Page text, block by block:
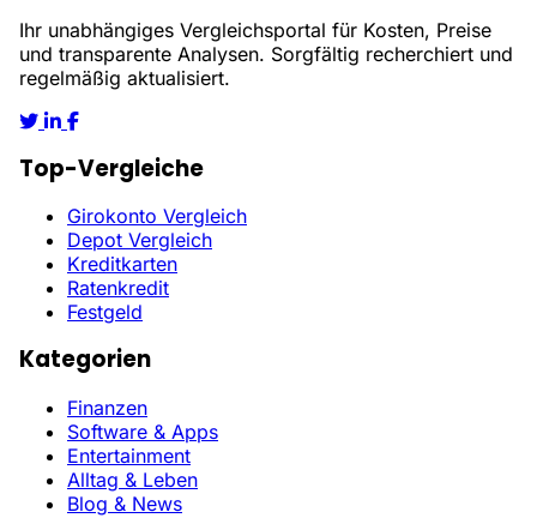
Ihr unabhängiges Vergleichsportal für Kosten, Preise
und transparente Analysen. Sorgfältig recherchiert und
regelmäßig aktualisiert.
Top-Vergleiche
Girokonto Vergleich
Depot Vergleich
Kreditkarten
Ratenkredit
Festgeld
Kategorien
Finanzen
Software & Apps
Entertainment
Alltag & Leben
Blog & News